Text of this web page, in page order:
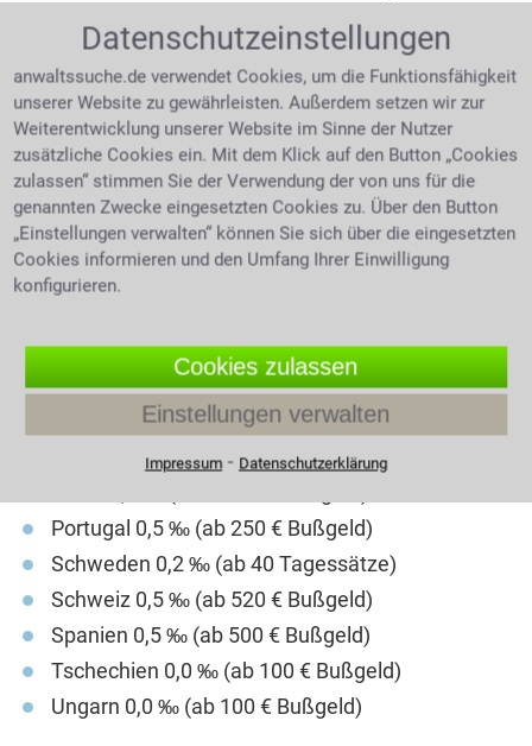
Die allgemeine Promillegrenze liegt bei
unseren europäischen Nachbarn in
Belgien bei 0,5 ‰ (180 € Bußgeld)
Dänemark bei 0,5 ‰ (ein Monatsverdienst)
Finnland 0,5 ‰ (ab 15 Tagessätzen)
Frankreich 0,5 ‰ (ab 135 € Bußgeld)
Griechenland 0,5 ‰ (ab 80 € Bußgeld)
Italien 0,5 ‰ (ab 530 € Bußgeld)
Kroatien 0,5 ‰ (ab 95 € Bußgeld)
Niederlande 0,5 ‰ (ab 325 € Bußgeld)
Österreich 0,5 ‰ (ab 300 € Bußgeld)
Portugal 0,5 ‰ (ab 250 € Bußgeld)
Schweden 0,2 ‰ (ab 40 Tagessätze)
Schweiz 0,5 ‰ (ab 520 € Bußgeld)
Spanien 0,5 ‰ (ab 500 € Bußgeld)
Tschechien 0,0 ‰ (ab 100 € Bußgeld)
Ungarn 0,0 ‰ (ab 100 € Bußgeld)
Datenschutzeinstellungen
anwaltssuche.de verwendet Cookies, um die Funktionsfähigkeit
unserer Website zu gewährleisten. Außerdem setzen wir zur
Weiterentwicklung unserer Website im Sinne der Nutzer
zusätzliche Cookies ein. Mit dem Klick auf den Button „Cookies
zulassen“ stimmen Sie der Verwendung der von uns für die
genannten Zwecke eingesetzten Cookies zu. Über den Button
„Einstellungen verwalten“ können Sie sich über die eingesetzten
Cookies informieren und den Umfang Ihrer Einwilligung
konfigurieren.
Cookies zulassen
Einstellungen verwalten
Impressum⁃ Datenschutzerklärung